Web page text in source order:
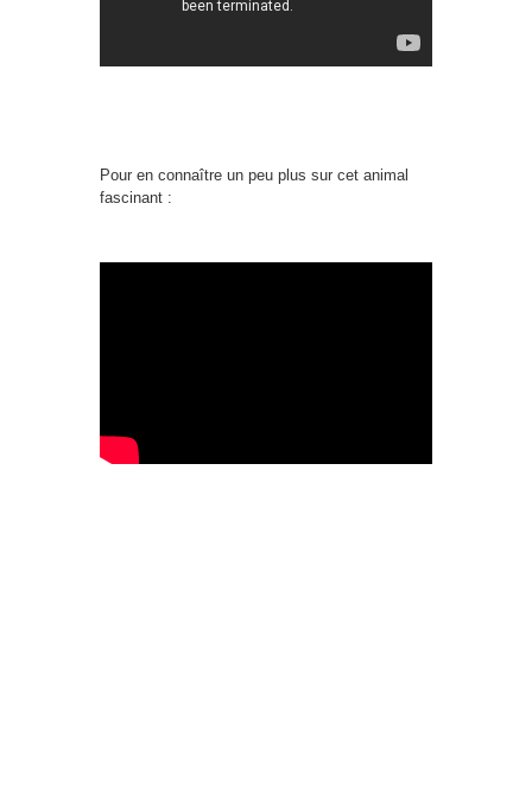
Pour en connaître un peu plus sur cet animal
fascinant :